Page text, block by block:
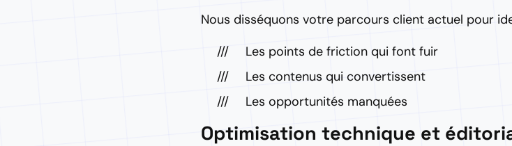
Nous disséquons votre parcours client actuel pour
Les points de friction qui font fuir
Les contenus qui convertissent
Les opportunités manquées
Optimisation technique et